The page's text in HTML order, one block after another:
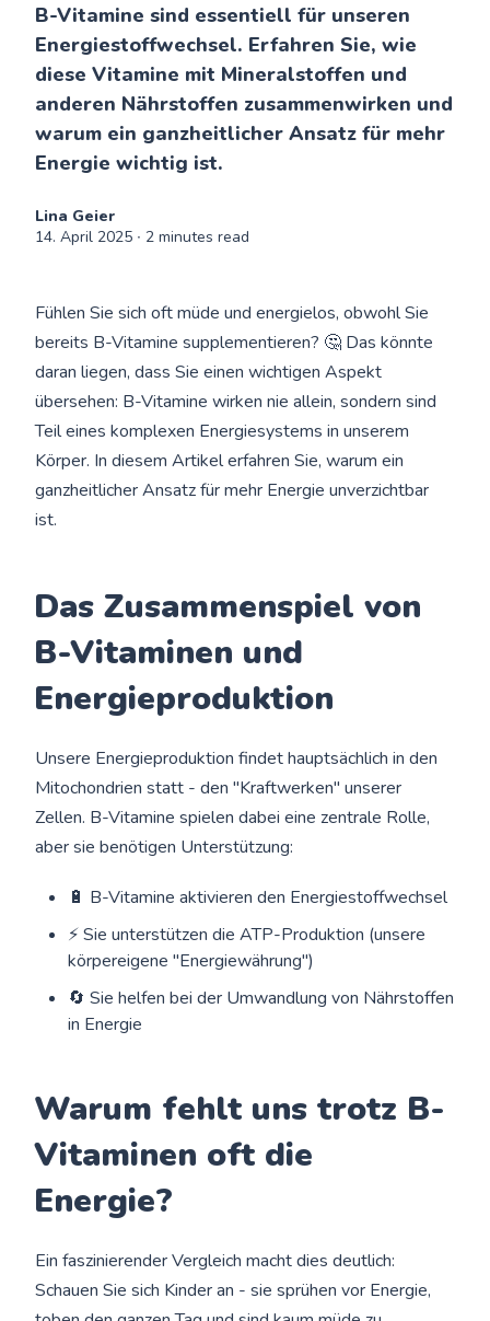
B-Vitamine sind essentiell für unseren
Energiestoffwechsel. Erfahren Sie, wie
diese Vitamine mit Mineralstoffen und
anderen Nährstoffen zusammenwirken und
warum ein ganzheitlicher Ansatz für mehr
Energie wichtig ist.
Lina Geier
14. April 2025 ∙ 2 minutes read
Fühlen Sie sich oft müde und energielos, obwohl Sie
bereits B-Vitamine supplementieren? 🤔 Das könnte
daran liegen, dass Sie einen wichtigen Aspekt
übersehen: B-Vitamine wirken nie allein, sondern sind
Teil eines komplexen Energiesystems in unserem
Körper. In diesem Artikel erfahren Sie, warum ein
ganzheitlicher Ansatz für mehr Energie unverzichtbar
ist.
Das Zusammenspiel von
B-Vitaminen und
Energieproduktion
Unsere Energieproduktion findet hauptsächlich in den
Mitochondrien statt - den "Kraftwerken" unserer
Zellen. B-Vitamine spielen dabei eine zentrale Rolle,
aber sie benötigen Unterstützung:
🔋 B-Vitamine aktivieren den Energiestoffwechsel
⚡ Sie unterstützen die ATP-Produktion (unsere
körpereigene "Energiewährung")
🔄 Sie helfen bei der Umwandlung von Nährstoffen
in Energie
Warum fehlt uns trotz B-
Vitaminen oft die
Energie?
Ein faszinierender Vergleich macht dies deutlich:
Schauen Sie sich Kinder an - sie sprühen vor Energie,